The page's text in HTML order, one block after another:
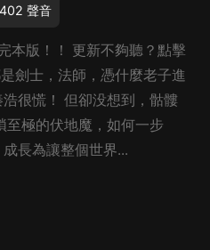
聲音
本版！！ 更新不夠聽？點擊
劍士，法師，憑什麼老子進
很慌！ 但卻没想到，骷髏
至極的伏地魔，如何一步
長為讓整個世界...